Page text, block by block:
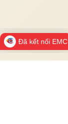
Đã kết nối EMC